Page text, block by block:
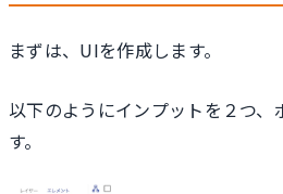
まずは、UIを作成します。
以下のようにインプットを２つ、
す。